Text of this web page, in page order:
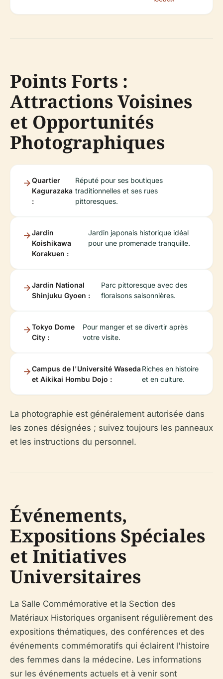
Points Forts :
Attractions Voisines
et Opportunités
Photographiques
Quartier
Kagurazaka
:
Réputé pour ses boutiques
traditionnelles et ses rues
pittoresques.
Jardin
Koishikawa
Korakuen :
Jardin japonais historique idéal
pour une promenade tranquille.
Jardin National
Shinjuku Gyoen :
Parc pittoresque avec des
floraisons saisonnières.
Tokyo Dome
City :
Pour manger et se divertir après
votre visite.
Campus de l'Université Waseda
et Aikikai Hombu Dojo :
Riches en histoire
et en culture.
La photographie est généralement autorisée dans
les zones désignées ; suivez toujours les panneaux
et les instructions du personnel.
Événements,
Expositions Spéciales
et Initiatives
Universitaires
La Salle Commémorative et la Section des
Matériaux Historiques organisent régulièrement des
expositions thématiques, des conférences et des
événements commémoratifs qui éclairent l'histoire
des femmes dans la médecine. Les informations
sur les événements actuels et à venir sont